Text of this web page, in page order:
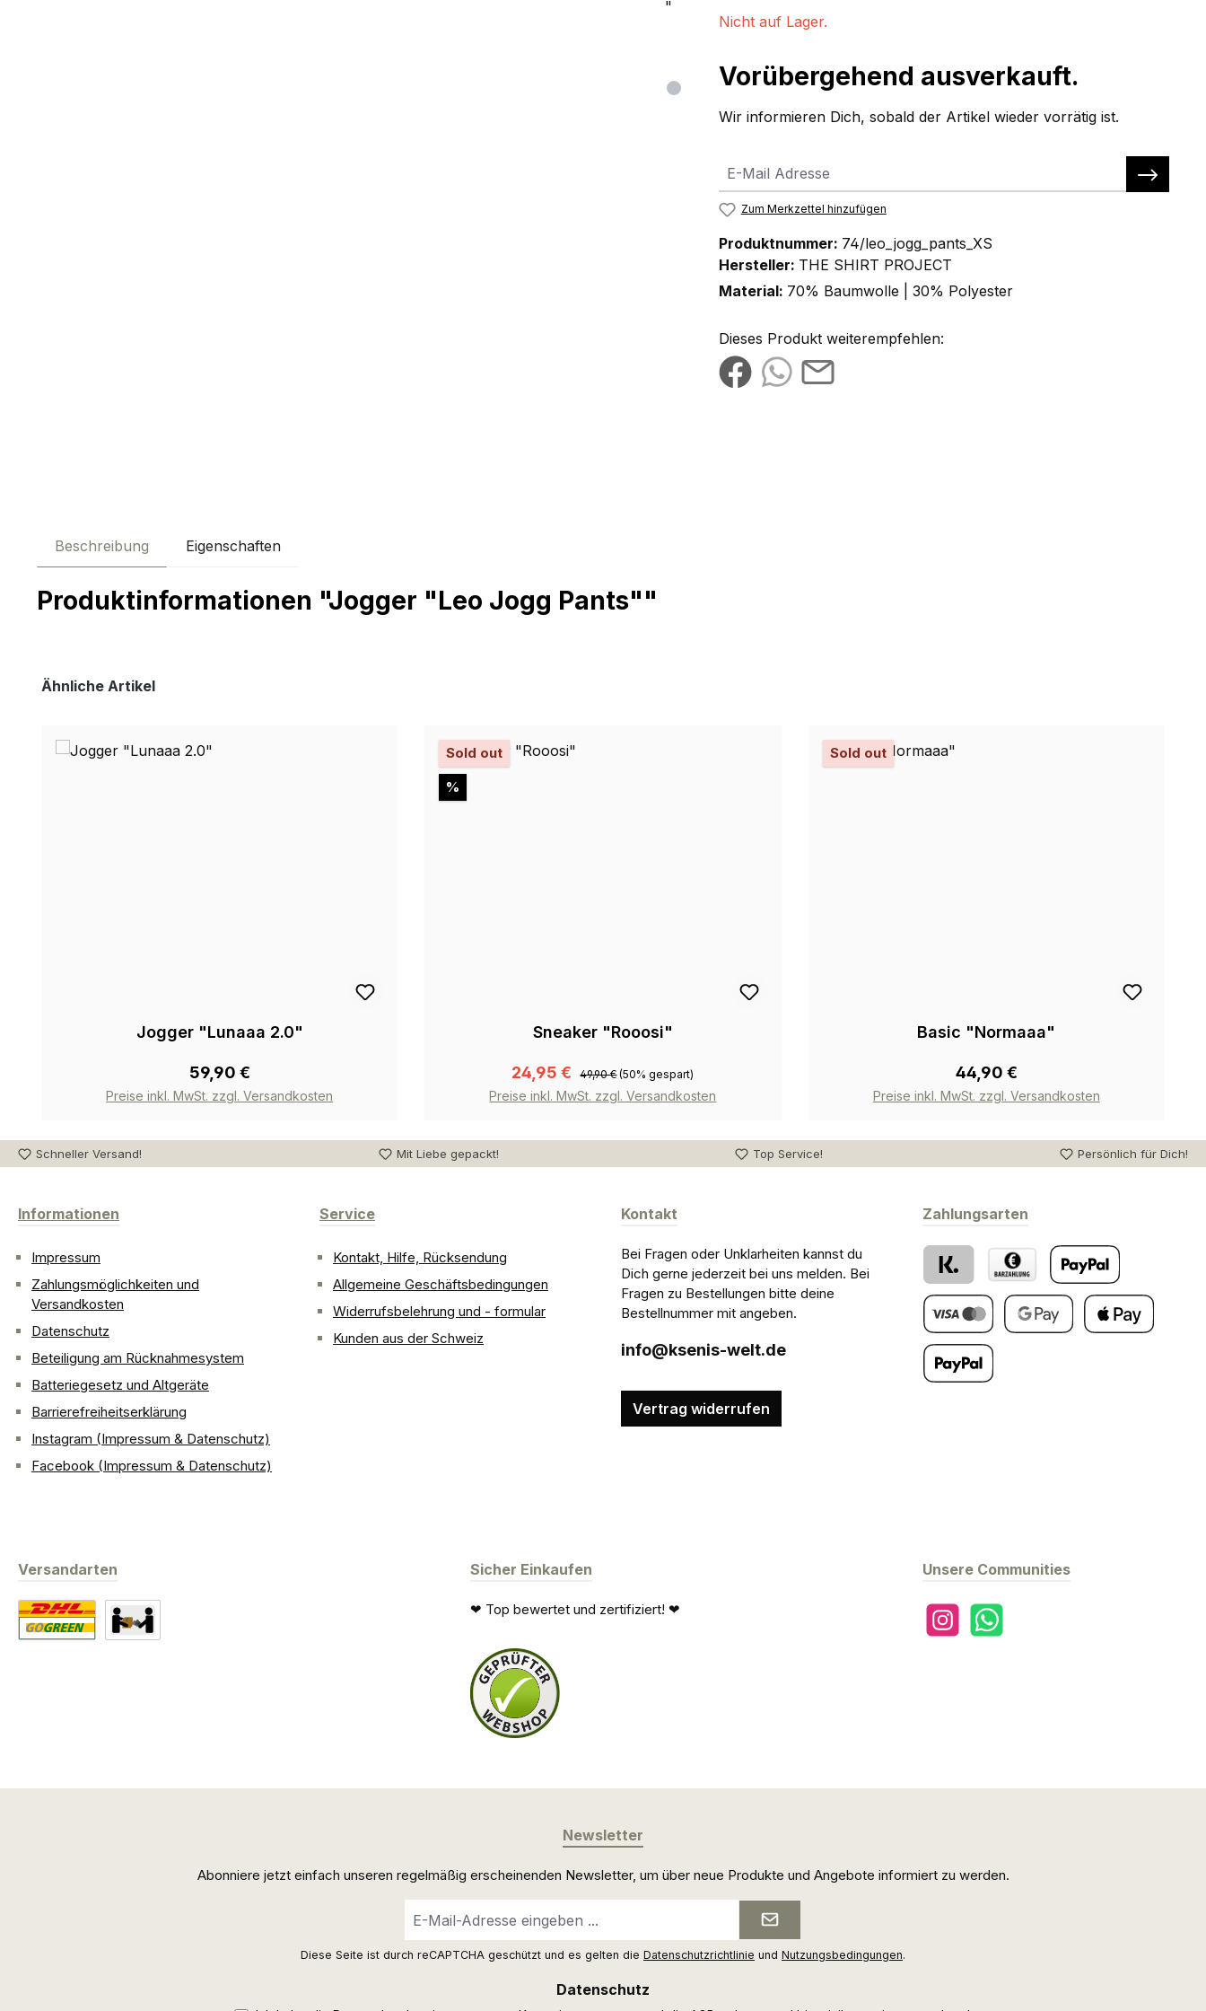
Nicht auf Lager.
Vorübergehend ausverkauft.
Wir informieren Dich, sobald der Artikel wieder vorrätig ist.
Zum Merkzettel hinzufügen
Produktnummer: 74/leo_jogg_pants_XS
Hersteller: THE SHIRT PROJECT
Material: 70% Baumwolle | 30% Polyester
Dieses Produkt weiterempfehlen:
Beschreibung Eigenschaften
Produktinformationen "Jogger "Leo Jogg Pants""
Produktgalerie überspringen
Ähnliche Artikel
Jogger "Lunaaa 2.0"
59,90 €
Preise inkl. MwSt. zzgl. Versandkosten
Sold out
%
Sneaker "Rooosi"
24,95 € 49,90 € (50% gespart)
Preise inkl. MwSt. zzgl. Versandkosten
Sold out
Basic "Normaaa"
44,90 €
Preise inkl. MwSt. zzgl. Versandkosten
Schneller Versand! Mit Liebe gepackt! Top Service! Persönlich für Dich!
Informationen
Impressum
Zahlungsmöglichkeiten und
Versandkosten
Datenschutz
Beteiligung am Rücknahmesystem
Batteriegesetz und Altgeräte
Barrierefreiheitserklärung
Instagram (Impressum & Datenschutz)
Facebook (Impressum & Datenschutz)
Service
Kontakt, Hilfe, Rücksendung
Allgemeine Geschäftsbedingungen
Widerrufsbelehrung und - formular
Kunden aus der Schweiz
Kontakt
Bei Fragen oder Unklarheiten kannst du
Dich gerne jederzeit bei uns melden. Bei
Fragen zu Bestellungen bitte deine
Bestellnummer mit angeben.
info@ksenis-welt.de
Vertrag widerrufen
Unsere Communities
InstagramWhatsApp
Zahlungsarten
PayPal
Kredit- oder Debitkarte
Klarna Barzahlung bei Abholung
Versandarten Sicher Einkaufen
❤ Top bewertet und zertifiziert! ❤
Newsletter
Abonniere jetzt einfach unseren regelmäßig erscheinenden Newsletter, um über neue Produkte und Angebote informiert zu werden.
Mail-
Diese Seite ist durch reCAPTCHA geschützt und es gelten die Datenschutzrichtlinie und Nutzungsbedingungen.
Datenschutz